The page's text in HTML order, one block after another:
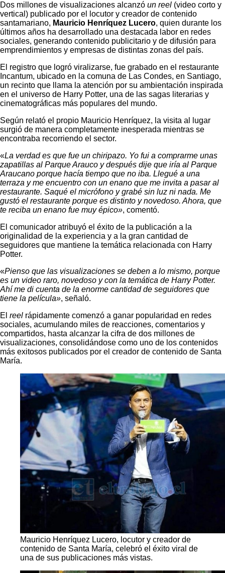
Dos millones de visualizaciones alcanzó un reel (video corto y
vertical) publicado por el locutor y creador de contenido
santamariano, Mauricio Henríquez Lucero, quien durante los
últimos años ha desarrollado una destacada labor en redes
sociales, generando contenido publicitario y de difusión para
emprendimientos y empresas de distintas zonas del país.
El registro que logró viralizarse, fue grabado en el restaurante
Incantum, ubicado en la comuna de Las Condes, en Santiago,
un recinto que llama la atención por su ambientación inspirada
en el universo de Harry Potter, una de las sagas literarias y
cinematográficas más populares del mundo.
Según relató el propio Mauricio Henríquez, la visita al lugar
surgió de manera completamente inesperada mientras se
encontraba recorriendo el sector.
«La verdad es que fue un chiripazo. Yo fui a comprarme unas
zapatillas al Parque Arauco y después dije que iría al Parque
Araucano porque hacía tiempo que no iba. Llegué a una
terraza y me encuentro con un enano que me invita a pasar al
restaurante. Saqué el micrófono y grabé sin luz ni nada. Me
gustó el restaurante porque es distinto y novedoso. Ahora, que
te reciba un enano fue muy épico», comentó.
El comunicador atribuyó el éxito de la publicación a la
originalidad de la experiencia y a la gran cantidad de
seguidores que mantiene la temática relacionada con Harry
Potter.
«Pienso que las visualizaciones se deben a lo mismo, porque
es un video raro, novedoso y con la temática de Harry Potter.
Ahí me di cuenta de la enorme cantidad de seguidores que
tiene la película», señaló.
El reel rápidamente comenzó a ganar popularidad en redes
sociales, acumulando miles de reacciones, comentarios y
compartidos, hasta alcanzar la cifra de dos millones de
visualizaciones, consolidándose como uno de los contenidos
más exitosos publicados por el creador de contenido de Santa
María.
Mauricio Henríquez Lucero, locutor y creador de
contenido de Santa María, celebró el éxito viral de
una de sus publicaciones más vistas.